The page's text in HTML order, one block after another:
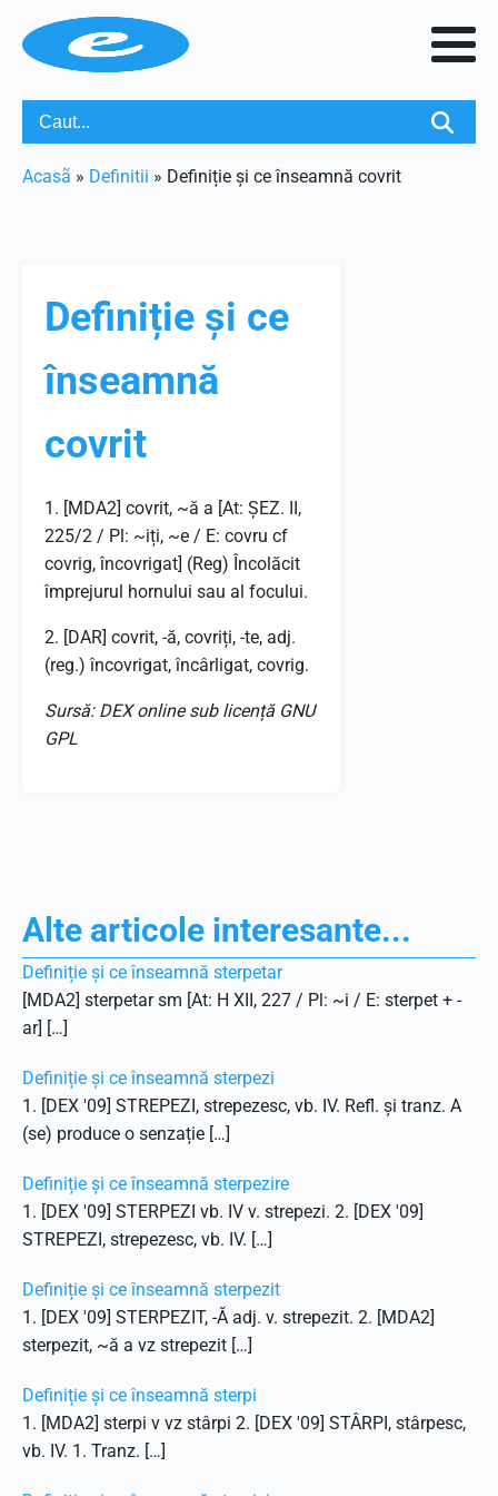
Acasã » Definitii » Definiție și ce înseamnă covrit
Definiție și ce
înseamnă
covrit
1. [MDA2] covrit, ~ă a [At: ȘEZ. II,
225/2 / Pl: ~iți, ~e / E: covru cf
covrig, încovrigat] (Reg) Încolăcit
împrejurul hornului sau al focului.
2. [DAR] covrit, -ă, covriți, -te, adj.
(reg.) încovrigat, încârligat, covrig.
Sursă: DEX online sub licență GNU
GPL
Alte articole interesante...
Definiție și ce înseamnă sterpetar
[MDA2] sterpetar sm [At: H XII, 227 / Pl: ~i / E: sterpet + -
ar] […]
Definiție și ce înseamnă sterpezi
1. [DEX '09] STREPEZI, strepezesc, vb. IV. Refl. și tranz. A
(se) produce o senzație […]
Definiție și ce înseamnă sterpezire
1. [DEX '09] STERPEZI vb. IV v. strepezi. 2. [DEX '09]
STREPEZI, strepezesc, vb. IV. […]
Definiție și ce înseamnă sterpezit
1. [DEX '09] STERPEZIT, -Ă adj. v. strepezit. 2. [MDA2]
sterpezit, ~ă a vz strepezit […]
Definiție și ce înseamnă sterpi
1. [MDA2] sterpi v vz stârpi 2. [DEX '09] STÂRPI, stârpesc,
vb. IV. 1. Tranz. […]